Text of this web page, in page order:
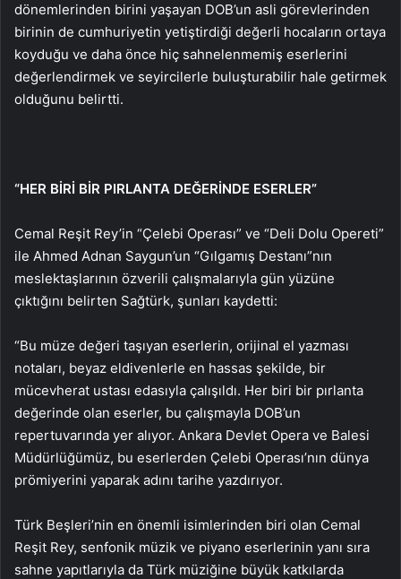
dönemlerinden birini yaşayan DOB’un asli görevlerinden
birinin de cumhuriyetin yetiştirdiği değerli hocaların ortaya
koyduğu ve daha önce hiç sahnelenmemiş eserlerini
değerlendirmek ve seyircilerle buluşturabilir hale getirmek
olduğunu belirtti.
“HER BİRİ BİR PIRLANTA DEĞERİNDE ESERLER”
Cemal Reşit Rey’in “Çelebi Operası” ve “Deli Dolu Opereti”
ile Ahmed Adnan Saygun’un “Gılgamış Destanı”nın
meslektaşlarının özverili çalışmalarıyla gün yüzüne
çıktığını belirten Sağtürk, şunları kaydetti:
“Bu müze değeri taşıyan eserlerin, orijinal el yazması
notaları, beyaz eldivenlerle en hassas şekilde, bir
mücevherat ustası edasıyla çalışıldı. Her biri bir pırlanta
değerinde olan eserler, bu çalışmayla DOB’un
repertuvarında yer alıyor. Ankara Devlet Opera ve Balesi
Müdürlüğümüz, bu eserlerden Çelebi Operası’nın dünya
prömiyerini yaparak adını tarihe yazdırıyor.
Türk Beşleri’nin en önemli isimlerinden biri olan Cemal
Reşit Rey, senfonik müzik ve piyano eserlerinin yanı sıra
sahne yapıtlarıyla da Türk müziğine büyük katkılarda